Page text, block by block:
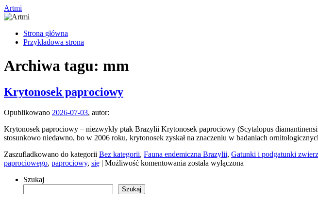
Przejdź
do
Artmi
Strona główna
Przykładowa strona
Archiwa tagu: mm
Krytonosek paprociowy
Opublikowano 2026-07-03, autor:
Krytonosek paprociowy – niezwykły ptak Brazylii Krytonosek paprociowy (Scytalopus
stosunkowo niedawno, bo w 2006 roku, krytonosek zyskał na znaczeniu w badaniach
Zaszufladkowano do kategorii Bez kategorii, Fauna endemiczna Brazylii, Gatunki i podgatunki
paprociowego, paprociowy, się | Możliwość komentowania Krytonosek
została wyłączona
Szukaj
Szukaj